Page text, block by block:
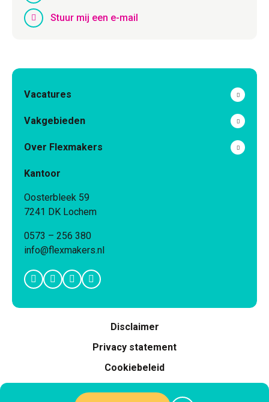
Stuur mij een e-mail
Vacatures
Vakgebieden
Over Flexmakers
Kantoor
Oosterbleek 59
7241 DK Lochem
0573 – 256 380
info@flexmakers.nl
Disclaimer
Privacy statement
Cookiebeleid